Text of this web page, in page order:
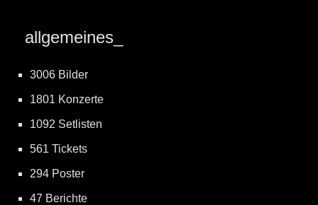
allgemeines_
3006 Bilder
1801 Konzerte
1092 Setlisten
561 Tickets
294 Poster
47 Berichte